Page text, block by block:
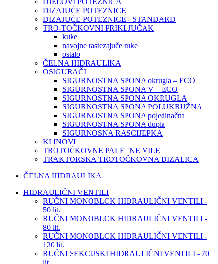
DJELOVI POTEZNICA
DIZAJUČE POTEZNICE
DIZAJUČE POTEZNICE - STANDARD
TRO-TOČKOVNI PRIKLJUČAK
kuke
navojne rastezajuče ruke
ostalo
ČELNA HIDRAULIKA
OSIGURAČI
SIGURNOSTNA SPONA okrugla – ECO
SIGURNOSTNA SPONA V – ECO
SIGURNOSTNA SPONA OKRUGLA
SIGURNOSTNA SPONA POLUKRUŽNA
SIGURNOSTNA SPONA pojedinačna
SIGURNOSTNA SPONA dupla
SIGURNOSNA RASCIJEPKA
KLINOVI
TROTOČKOVNE PALETNE VILE
TRAKTORSKA TROTOČKOVNA DIZALICA
ČELNA HIDRAULIKA
HIDRAULIČNI VENTILI
RUČNI MONOBLOK HIDRAULIČNI VENTILI -
50 lit.
RUČNI MONOBLOK HIDRAULIČNI VENTILI -
80 lit.
RUČNI MONOBLOK HIDRAULIČNI VENTILI -
120 lit.
RUČNI SEKCIJSKI HIDRAULIČNI VENTILI - 70
lit.